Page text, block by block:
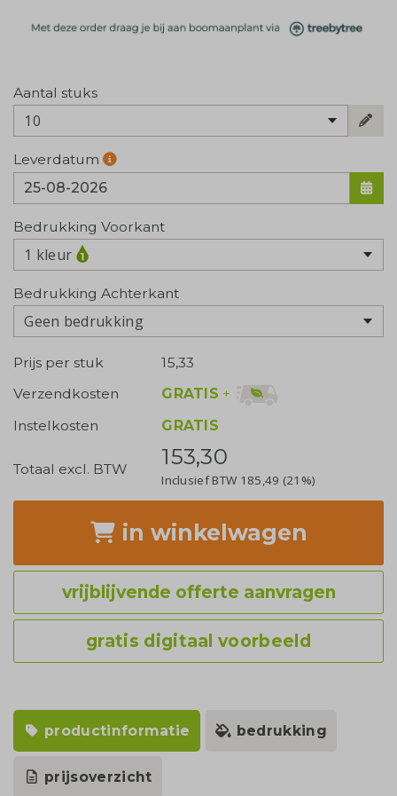
Aantal stuks
10
Leverdatum
Bedrukking Voorkant
1 kleur
Bedrukking Achterkant
Geen bedrukking
Prijs per stuk
15,33
Verzendkosten
GRATIS +
Instelkosten
GRATIS
Totaal excl. BTW 153,30
Inclusief BTW 185,49 (21%)
in winkelwagen
vrijblijvende offerte aanvragen
gratis digitaal voorbeeld
productinformatie bedrukking
prijsoverzicht